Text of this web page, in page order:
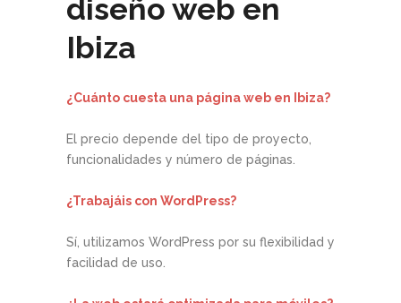
diseño web en
Ibiza
¿Cuánto cuesta una página web en Ibiza?
El precio depende del tipo de proyecto,
funcionalidades y número de páginas.
¿Trabajáis con WordPress?
Sí, utilizamos WordPress por su flexibilidad y
facilidad de uso.